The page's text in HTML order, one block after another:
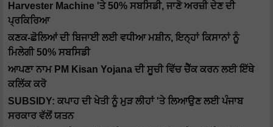
Harvester Machine 'ਤੇ 50% ਸਬਸਿਡੀ, ਜਾਣੋ ਅਰਜ਼ੀ ਦੇਣ ਦੀ
ਪ੍ਰਕਿਰਿਆ
ਕਣਕ-ਛੋਲਿਆਂ ਦੀ ਬਿਜਾਈ ਲਈ ਵਧੀਆ ਮਸ਼ੀਨ, ਇਨ੍ਹਾਂ ਕਿਸਾਨਾਂ ਨੂੰ
ਮਿਲੇਗੀ 50% ਸਬਸਿਡੀ
ਆਪਣਾ ਨਾਮ PM Kisan Yojana ਦੀ ਸੂਚੀ ਵਿੱਚ ਚੈੱਕ ਕਰਨ ਲਈ ਇੱਥੇ
ਕਲਿੱਕ ਕਰੋ
SUBSIDY: ਕਪਾਹ ਦੀ ਖੇਤੀ ਨੂੰ ਮੁੜ ਲੀਹਾਂ 'ਤੇ ਲਿਆਉਣ ਲਈ ਪੰਜਾਬ
ਸਰਕਾਰ ਵੱਲੋਂ ਯਤਨ